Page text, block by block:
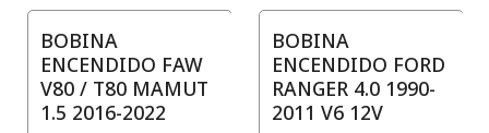
BOBINA
ENCENDIDO FAW
V80 / T80 MAMUT
1.5 2016-2022
BOBINA
ENCENDIDO FORD
RANGER 4.0 1990-
2011 V6 12V